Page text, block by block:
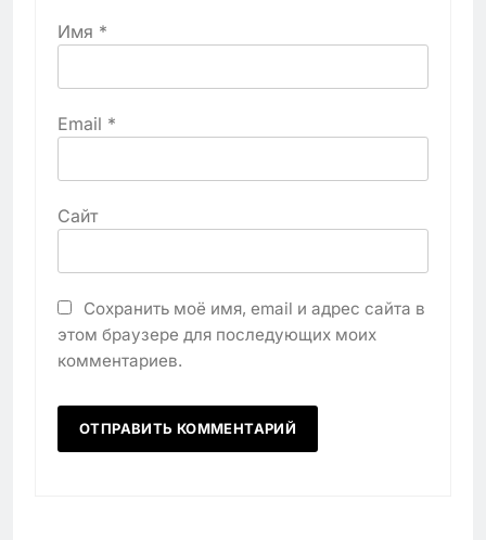
Имя *
Email *
Сайт
Сохранить моё имя, email и адрес сайта в
этом браузере для последующих моих
комментариев.